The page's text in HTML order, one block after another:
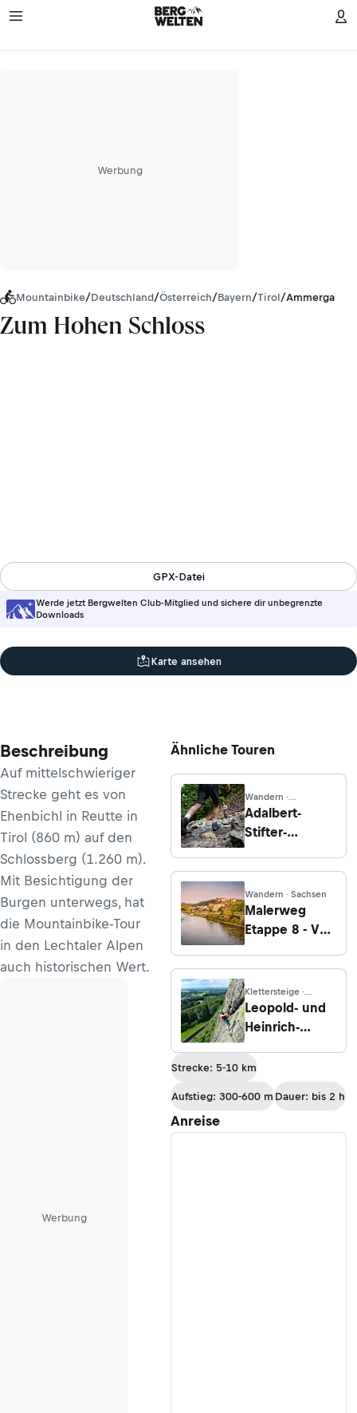
Werbung
Mountainbike/Deutschland/Österreich/Bayern/Tirol/Ammergauer
Zum Hohen Schloss
Werde jetzt Bergwelten Club-Mitglied und sichere dir unbegrenzte
Downloads
GPX-Datei
Karte ansehen
Beschreibung
Auf mittelschwieriger
Strecke geht es von
Ehenbichl in Reutte in
Tirol (860 m) auf den
Schlossberg (1.260 m).
Mit Besichtigung der
Burgen unterwegs, hat
die Mountainbike-Tour
in den Lechtaler Alpen
auch historischen Wert.
Werbung
Ähnliche Touren
Wandern ·
Oberösterreich
Adalbert-
Stifter-
Wandern · Sachsen
Malerweg
Etappe 8 - Von
Pirna
Klettersteige ·
Steiermark
Leopold- und
Heinrich-
(C/D)
Strecke: 5-10 km
Aufstieg: 300-600 m Dauer: bis 2 h
Anreise